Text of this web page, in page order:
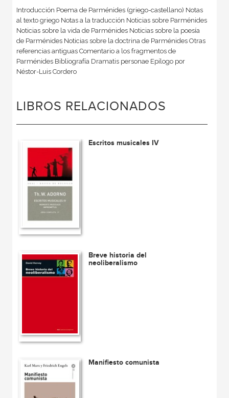
Introducción Poema de Parménides (griego-castellano) Notas
al texto griego Notas a la traducción Noticias sobre Parménides
Noticias sobre la vida de Parménides Noticias sobre la poesía
de Parménides Noticias sobre la doctrina de Parménides Otras
referencias antiguas Comentario a los fragmentos de
Parménides Bibliografía Dramatis personae Epílogo por
Néstor-Luis Cordero
LIBROS RELACIONADOS
Escritos musicales IV
Breve historia del
neoliberalismo
Manifiesto comunista